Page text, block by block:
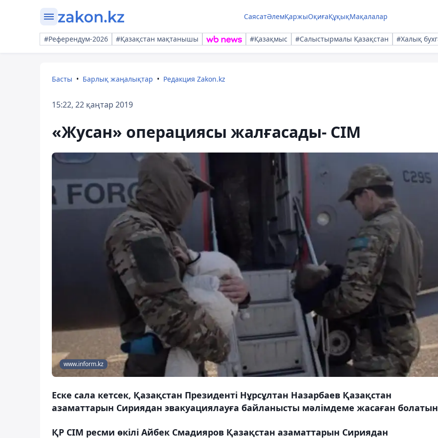
СаясатӘлемҚаржыОқиғаҚұқықМақалалар
#Референдум-2026 #Қазақстан мақтанышы #Қазақмыс #Салыстырмалы Қазақстан #Халық
Басты Барлық жаңалықтар Редакция Zakon.kz
15:22, 22 қаңтар 2019
«Жусан» операциясы жалғасады- СІМ
www.inform.kz
Еске сала кетсек, Қазақстан Президенті Нұрсұлтан Назарбаев Қазақстан
азаматтарын Сириядан эвакуациялауға байланысты мәлімдеме жасаған
ҚР СІМ ресми өкілі Айбек Смадияров Қазақстан азаматтарын Сириядан